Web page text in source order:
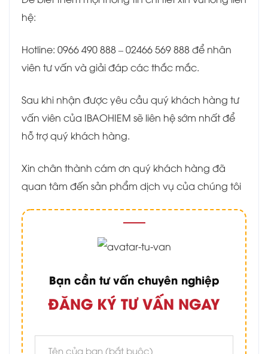
hệ:
Hotline: 0966 490 888 – 02466 569 888 để nhân
viên tư vấn và giải đáp các thắc mắc.
Sau khi nhận được yêu cầu quý khách hàng tư
vấn viên của IBAOHIEM sẽ liên hệ sớm nhất để
hỗ trợ quý khách hàng.
Xin chân thành cám ơn quý khách hàng đã
quan tâm đến sản phẩm dịch vụ của chúng tôi
Bạn cần tư vấn chuyên nghiệp
ĐĂNG KÝ TƯ VẤN NGAY